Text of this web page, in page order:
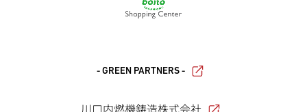
- GREEN PARTNERS -
川口内燃機鋳造株式会社